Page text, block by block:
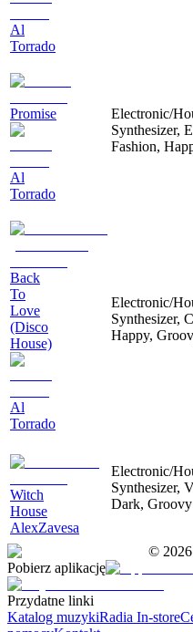
Al
Torrado
Promise
Al
Torrado
Electronic/
Synthesizer,
Fashion,
Back
To
Love
(Disco
House)
Al
Torrado
Electronic/
Synthesizer,
Happy,
Witch
House
AlexZavesa
Electronic/
Synthesizer,
Dark, Groovy
© 2026
Pobierz aplikację
Przydatne linki
Katalog muzykiRadia In-store